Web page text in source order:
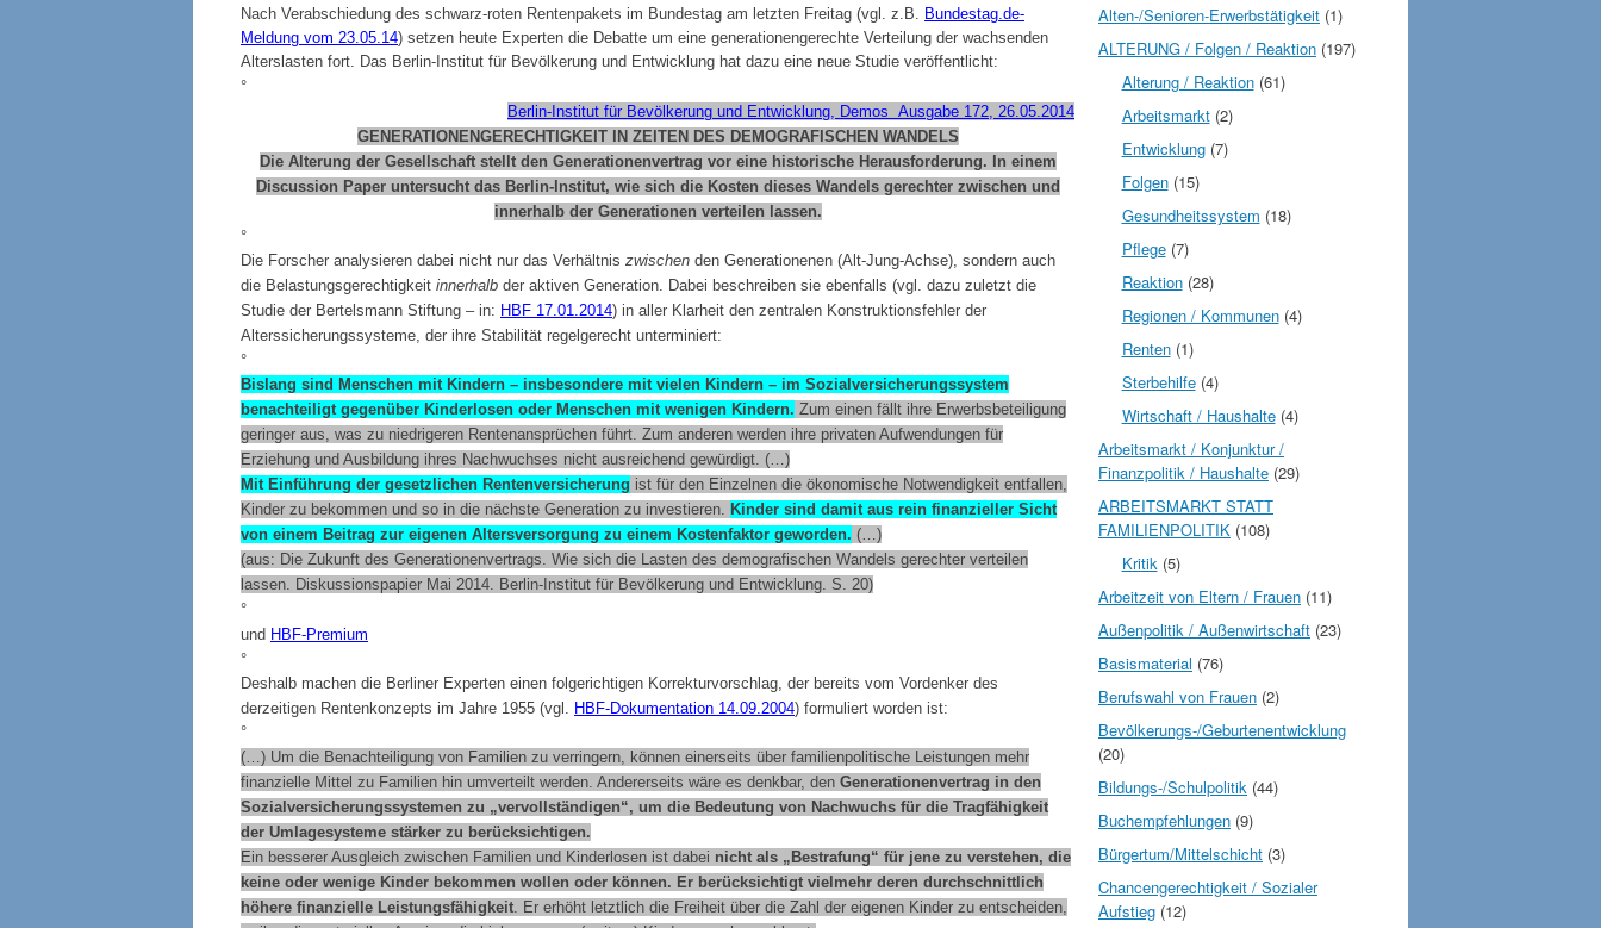
Nach Verabschiedung des schwarz-roten Rentenpakets im Bundestag am letzten Freitag (vgl. z.B. Bundestag.de-
Meldung vom 23.05.14) setzen heute Experten die Debatte um eine generationengerechte Verteilung der wachsenden
Alterslasten fort. Das Berlin-Institut für Bevölkerung und Entwicklung hat dazu eine neue Studie veröffentlicht:
°
Berlin-Institut für Bevölkerung und Entwicklung, Demos Ausgabe 172, 26.05.2014
GENERATIONENGERECHTIGKEIT IN ZEITEN DES DEMOGRAFISCHEN WANDELS
Die Alterung der Gesellschaft stellt den Generationenvertrag vor eine historische Herausforderung. In einem
Discussion Paper untersucht das Berlin-Institut, wie sich die Kosten dieses Wandels gerechter zwischen und
innerhalb der Generationen verteilen lassen.
°
Die Forscher analysieren dabei nicht nur das Verhältnis zwischen den Generationenen (Alt-Jung-Achse), sondern auch
die Belastungsgerechtigkeit innerhalb der aktiven Generation. Dabei beschreiben sie ebenfalls (vgl. dazu zuletzt die
Studie der Bertelsmann Stiftung – in: HBF 17.01.2014) in aller Klarheit den zentralen Konstruktionsfehler der
Alterssicherungssysteme, der ihre Stabilität regelgerecht unterminiert:
°
Bislang sind Menschen mit Kindern – insbesondere mit vielen Kindern – im Sozialversicherungssystem
benachteiligt gegenüber Kinderlosen oder Menschen mit wenigen Kindern. Zum einen fällt ihre Erwerbsbeteiligung
geringer aus, was zu niedrigeren Rentenansprüchen führt. Zum anderen werden ihre privaten Aufwendungen für
Erziehung und Ausbildung ihres Nachwuchses nicht ausreichend gewürdigt. (…)
Mit Einführung der gesetzlichen Rentenversicherung ist für den Einzelnen die ökonomische Notwendigkeit entfallen,
Kinder zu bekommen und so in die nächste Generation zu investieren. Kinder sind damit aus rein finanzieller Sicht
von einem Beitrag zur eigenen Altersversorgung zu einem Kostenfaktor geworden. (…)
(aus: Die Zukunft des Generationenvertrags. Wie sich die Lasten des demografischen Wandels gerechter verteilen
lassen. Diskussionspapier Mai 2014. Berlin-Institut für Bevölkerung und Entwicklung. S. 20)
°
und HBF-Premium
°
Deshalb machen die Berliner Experten einen folgerichtigen Korrekturvorschlag, der bereits vom Vordenker des
derzeitigen Rentenkonzepts im Jahre 1955 (vgl. HBF-Dokumentation 14.09.2004) formuliert worden ist:
°
(…) Um die Benachteiligung von Familien zu verringern, können einerseits über familienpolitische Leistungen mehr
finanzielle Mittel zu Familien hin umverteilt werden. Andererseits wäre es denkbar, den Generationenvertrag in den
Sozialversicherungssystemen zu „vervollständigen“, um die Bedeutung von Nachwuchs für die Tragfähigkeit
der Umlagesysteme stärker zu berücksichtigen.
Ein besserer Ausgleich zwischen Familien und Kinderlosen ist dabei nicht als „Bestrafung“ für jene zu verstehen, die
keine oder wenige Kinder bekommen wollen oder können. Er berücksichtigt vielmehr deren durchschnittlich
höhere finanzielle Leistungsfähigkeit . Er erhöht letztlich die Freiheit über die Zahl der eigenen Kinder zu entscheiden,
Alten-/Senioren-Erwerbstätigkeit (1)
ALTERUNG / Folgen / Reaktion (197)
Alterung / Reaktion(61)
Arbeitsmarkt(2)
Entwicklung(7)
Folgen(15)
Gesundheitssystem (18)
Pflege(7)
Reaktion(28)
Regionen / Kommunen(4)
Renten(1)
Sterbehilfe(4)
Wirtschaft / Haushalte(4)
Arbeitsmarkt / Konjunktur /
Finanzpolitik / Haushalte (29)
ARBEITSMARKT STATT
FAMILIENPOLITIK (108)
Kritik(5)
Arbeitzeit von Eltern / Frauen (11)
Außenpolitik / Außenwirtschaft (23)
Basismaterial (76)
Berufswahl von Frauen (2)
Bevölkerungs-/Geburtenentwicklung
(20)
Bildungs-/Schulpolitik (44)
Buchempfehlungen (9)
Bürgertum/Mittelschicht (3)
Chancengerechtigkeit / Sozialer
Aufstieg (12)